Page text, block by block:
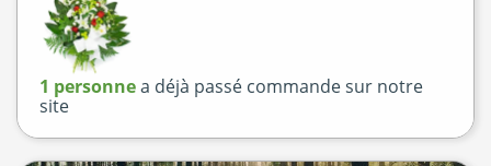
1 personnea déjà passé commande sur notre
site